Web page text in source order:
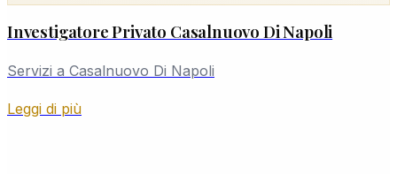
Investigatore Privato Casalnuovo Di Napoli
Servizi a Casalnuovo Di Napoli
Leggi di più